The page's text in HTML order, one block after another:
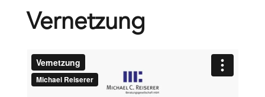
Vernetzung